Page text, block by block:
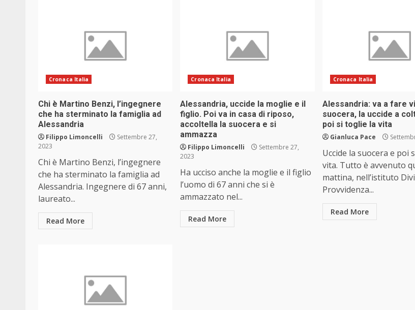
Cronaca Italia
Chi è Martino Benzi, l’ingegnere
che ha sterminato la famiglia ad
Alessandria
Filippo Limoncelli
Settembre 27,
2023
Chi è Martino Benzi, l’ingegnere
che ha sterminato la famiglia ad
Alessandria. Ingegnere di 67 anni,
laureato...
Read More
Cronaca Italia
Alessandria, uccide la moglie e il
figlio. Poi va in casa di riposo,
accoltella la suocera e si
ammazza
Filippo Limoncelli
Settembre 27,
2023
Ha ucciso anche la moglie e il figlio
l’uomo di 67 anni che si è
ammazzato nel...
Read More
Cronaca Italia
Alessandria: va a fare
suocera, la uccide a
poi si toglie la vita
Gianluca Pace
Uccide la suocera e poi
vita. Tutto è avvenuto
mattina, nell’istituto
Provvidenza...
Read More